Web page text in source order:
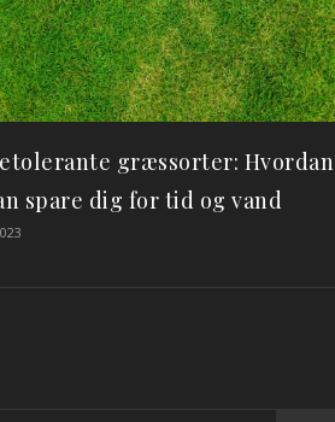
græssorter: Hvordan
spare dig for tid og vand